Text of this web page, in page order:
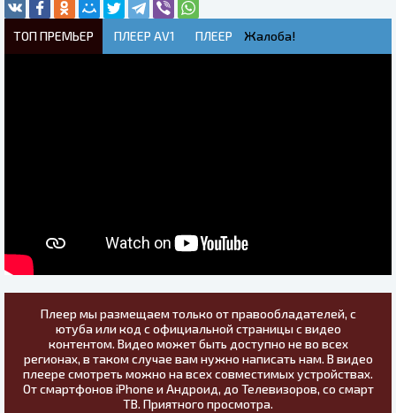
ТОП ПРЕМЬЕР ПЛЕЕР AV1 ПЛЕЕР Жалоба!
Плеер мы размещаем только от правообладателей, с
ютуба или код с официальной страницы с видео
контентом. Видео может быть доступно не во всех
регионах, в таком случае вам нужно написать нам. В видео
плеере смотреть можно на всех совместимых устройствах.
От смартфонов iPhone и Андроид, до Телевизоров, со смарт
ТВ. Приятного просмотра.